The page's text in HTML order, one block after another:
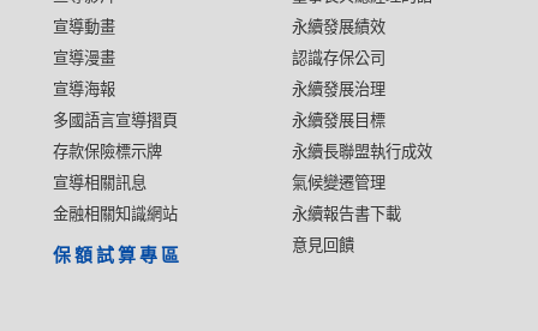
宣導動畫
宣導漫畫
宣導海報
多國語言宣導摺頁
存款保險標示牌
宣導相關訊息
金融相關知識網站
永續發展績效
認識存保公司
永續發展治理
永續發展目標
永續長聯盟執行成效
氣候變遷管理
永續報告書下載
意見回饋
保額試算專區